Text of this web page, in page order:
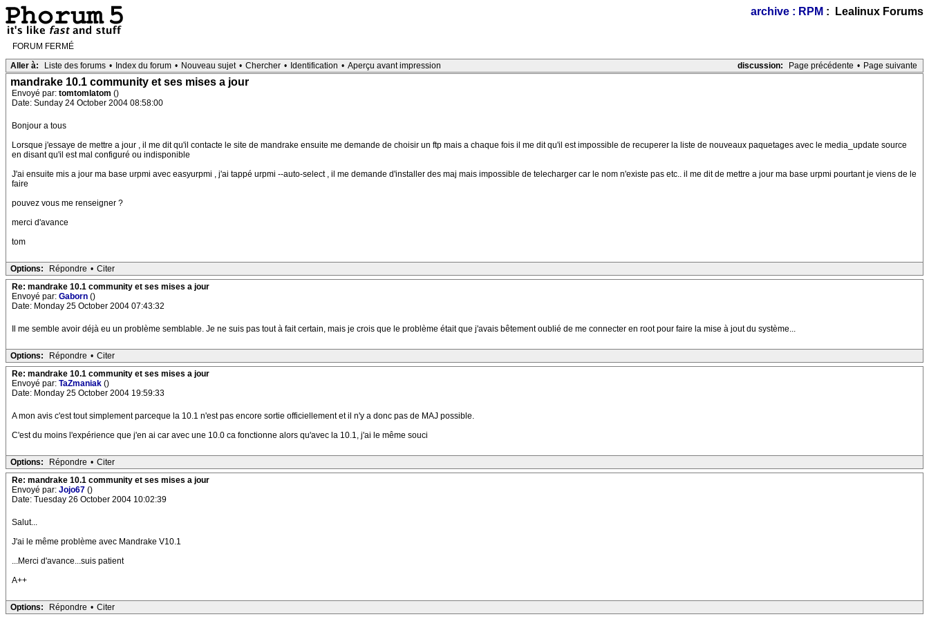
archive : RPM : Lealinux Forums
FORUM FERMÉ
discussion:
Page précédente • Page suivante
Aller à: Liste des forums • Index du forum • Nouveau sujet • Chercher • Identification • Aperçu avant impression
mandrake 10.1 community et ses mises a jour
Envoyé par: tomtomlatom ()
Date: Sunday 24 October 2004 08:58:00
Bonjour a tous
Lorsque j'essaye de mettre a jour , il me dit qu'il contacte le site de mandrake ensuite me demande de choisir un ftp mais a chaque fois il me dit qu'il est impossible de recuperer la liste de nouveaux paquetages avec le media_update source
en disant qu'il est mal configuré ou indisponible
J'ai ensuite mis a jour ma base urpmi avec easyurpmi , j'ai tappé urpmi --auto-select , il me demande d'installer des maj mais impossible de telecharger car le nom n'existe pas etc.. il me dit de mettre a jour ma base urpmi pourtant je viens de le
faire
pouvez vous me renseigner ?
merci d'avance
tom
Options: Répondre • Citer
Re: mandrake 10.1 community et ses mises a jour
Envoyé par: Gaborn ()
Date: Monday 25 October 2004 07:43:32
Il me semble avoir déjà eu un problème semblable. Je ne suis pas tout à fait certain, mais je crois que le problème était que j'avais bêtement oublié de me connecter en root pour faire la mise à jout du système...
Options: Répondre • Citer
Re: mandrake 10.1 community et ses mises a jour
Envoyé par: TaZmaniak ()
Date: Monday 25 October 2004 19:59:33
A mon avis c'est tout simplement parceque la 10.1 n'est pas encore sortie officiellement et il n'y a donc pas de MAJ possible.
C'est du moins l'expérience que j'en ai car avec une 10.0 ca fonctionne alors qu'avec la 10.1, j'ai le même souci
Options: Répondre • Citer
Re: mandrake 10.1 community et ses mises a jour
Envoyé par: Jojo67 ()
Date: Tuesday 26 October 2004 10:02:39
Salut...
J'ai le même problème avec Mandrake V10.1
...Merci d'avance...suis patient
A++
Options: Répondre • Citer